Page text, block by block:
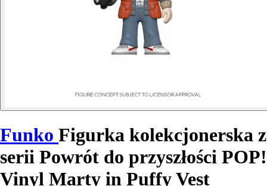
Funko Figurka kolekcjonerska z
serii Powrót do przyszłości POP!
Vinyl Marty in Puffy Vest